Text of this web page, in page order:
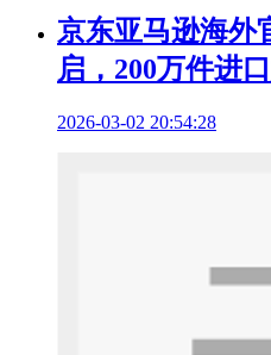
京东亚马逊海外
启，200万件进
2026-03-02 20:54:28